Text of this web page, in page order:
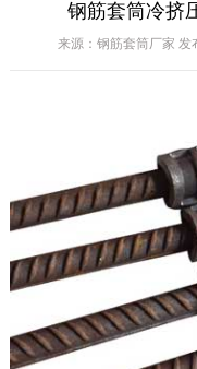
钢筋套筒冷挤
来源：钢筋套筒厂家 发